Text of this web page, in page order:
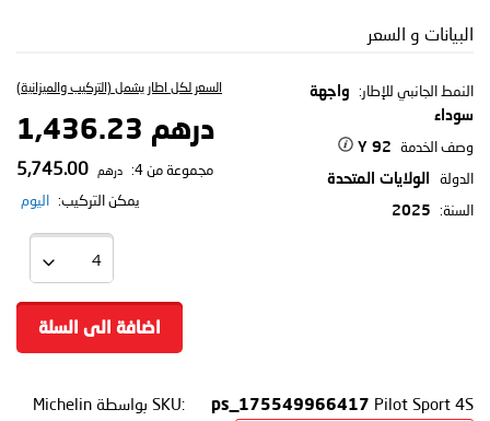
البيانات و السعر
النمط الجانبي للإطار:
واجهة
سوداء
وصف الخدمة 92 Y
الدولة الولايات المتحدة
السنة: 2025
السعر لكل اطار يشمل (التركيب والميزانية)
درهم 1,436.23
مجموعة من 4: درهم
يمكن التركيب: اليوم
اضافة الى السلة
SKU: ps_175549966417 Pilot Sport 4S بواسطة Michelin